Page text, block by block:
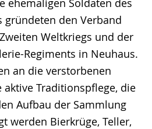
gründeten den Verband
Weltkriegs und der
Regiments in Neuhaus.
an die verstorbenen
aktive Traditionspflege, die
Aufbau der Sammlung
werden Bierkrüge, Teller,